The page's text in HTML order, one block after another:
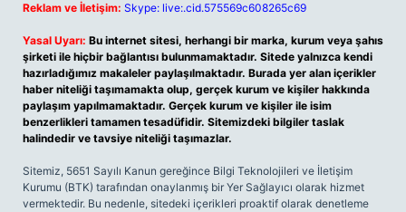
Reklam ve İletişim: Skype: live:.cid.575569c608265c69
Yasal Uyarı: Bu internet sitesi, herhangi bir marka, kurum veya şahıs
şirketi ile hiçbir bağlantısı bulunmamaktadır. Sitede yalnızca kendi
hazırladığımız makaleler paylaşılmaktadır. Burada yer alan içerikler
haber niteliği taşımamakta olup, gerçek kurum ve kişiler hakkında
paylaşım yapılmamaktadır. Gerçek kurum ve kişiler ile isim
benzerlikleri tamamen tesadüfidir. Sitemizdeki bilgiler taslak
halindedir ve tavsiye niteliği taşımazlar.
Sitemiz, 5651 Sayılı Kanun gereğince Bilgi Teknolojileri ve İletişim
Kurumu (BTK) tarafından onaylanmış bir Yer Sağlayıcı olarak hizmet
vermektedir. Bu nedenle, sitedeki içerikleri proaktif olarak denetleme